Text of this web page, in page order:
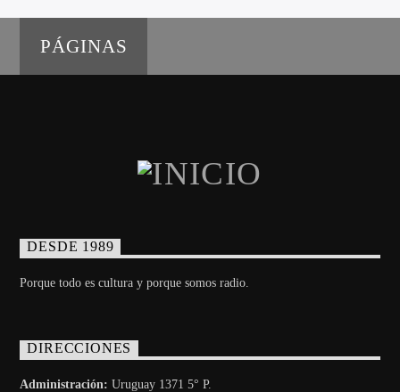
PÁGINAS
DESDE 1989
Porque todo es cultura y porque somos radio.
DIRECCIONES
Administración: Uruguay 1371 5° P.